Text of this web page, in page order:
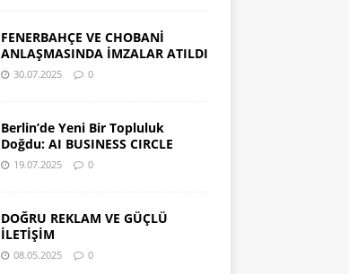
FENERBAHÇE VE CHOBANİ
ANLAŞMASINDA İMZALAR ATILDI
30.07.2025 0
Berlin’de Yeni Bir Topluluk
Doğdu: AI BUSINESS CIRCLE
19.07.2025 0
DOĞRU REKLAM VE GÜÇLÜ
İLETİŞİM
08.05.2025 0